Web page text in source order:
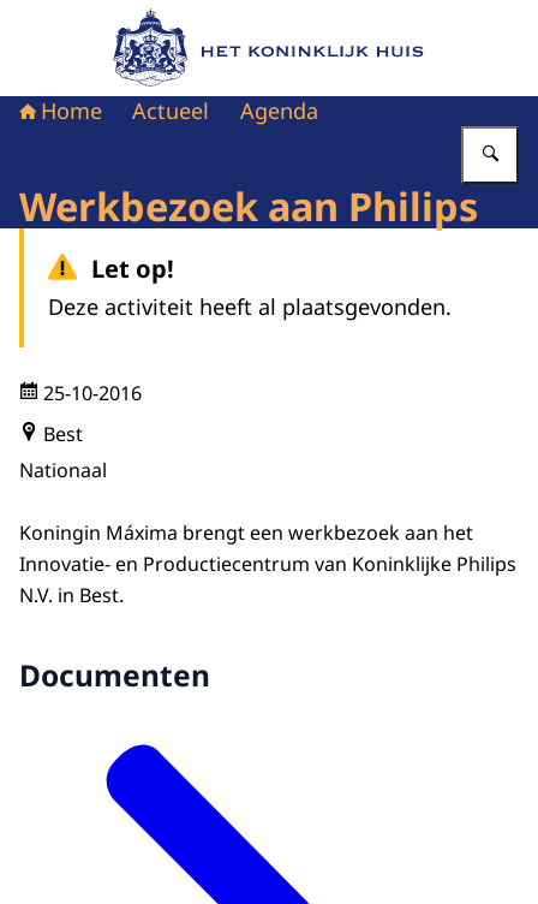
Naar de homepage van Het Koninklijk Huis
Home Actueel Agenda
Werkbezoek aan Philips
Let op!
Deze activiteit heeft al plaatsgevonden.
25-10-2016
Best
Nationaal
Koningin Máxima brengt een werkbezoek aan het
Innovatie- en Productiecentrum van Koninklijke Philips
N.V. in Best.
Documenten